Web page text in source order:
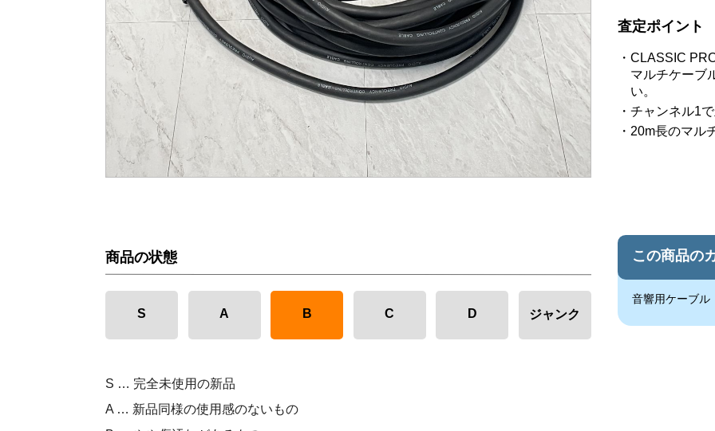
査定ポイント
CLASSIC
マルチケーブ
い。
チャンネル1
20m長のマル
この商品の
音響用ケーブル
商品の状態
S A B C D ジャンク
S … 完全未使用の新品
A … 新品同様の使用感のないもの